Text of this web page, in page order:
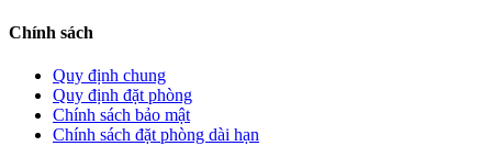
Chính sách
Quy định chung
Quy định đặt phòng
Chính sách bảo mật
Chính sách đặt phòng dài hạn